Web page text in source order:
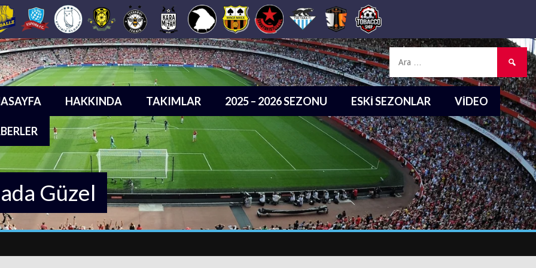
HAKKINDA TAKIMLAR 2025 – 2026 SEZONU ESKI SEZONLAR VIDEO
Güzel